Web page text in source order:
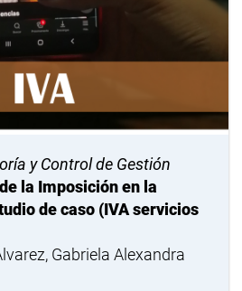
y Control de Gestión
la Imposición en la
de caso (IVA servicios
Gabriela Alexandra